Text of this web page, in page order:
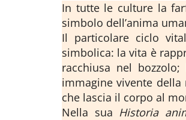
In tutte le culture la
simbolo dell’anima
Il particolare ciclo
simbolica: la vita è
racchiusa nel
immagine vivente della
che lascia il corpo al
Nella sua Historia